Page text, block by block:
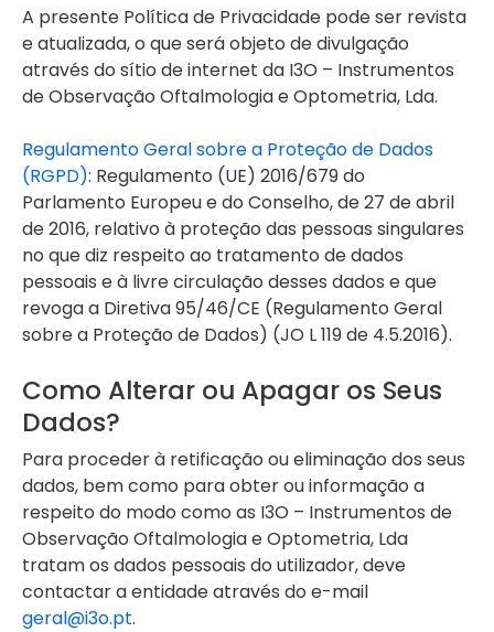
A presente Política de Privacidade pode ser revista
e atualizada, o que será objeto de divulgação
através do sítio de internet da I3O – Instrumentos
de Observação Oftalmologia e Optometria, Lda.
Regulamento Geral sobre a Proteção de Dados
(RGPD): Regulamento (UE) 2016/679 do
Parlamento Europeu e do Conselho, de 27 de abril
de 2016, relativo à proteção das pessoas singulares
no que diz respeito ao tratamento de dados
pessoais e à livre circulação desses dados e que
revoga a Diretiva 95/46/CE (Regulamento Geral
sobre a Proteção de Dados) (JO L 119 de 4.5.2016).
Como Alterar ou Apagar os Seus
Dados?
Para proceder à retificação ou eliminação dos seus
dados, bem como para obter ou informação a
respeito do modo como as I3O – Instrumentos de
Observação Oftalmologia e Optometria, Lda
tratam os dados pessoais do utilizador, deve
contactar a entidade através do e-mail
geral@i3o.pt.